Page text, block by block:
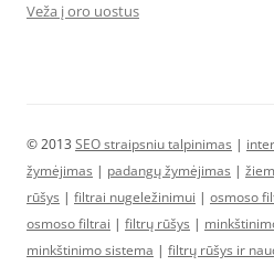
Veža į oro uostus
© 2013 SEO straipsniu talpinimas |
žymėjimas | padangų žymėjimas |
rūšys | filtrai nugeležinimui | osmoso
osmoso filtrai | filtrų rūšys |
minkštinimo sistema | filtrų rūšys ir